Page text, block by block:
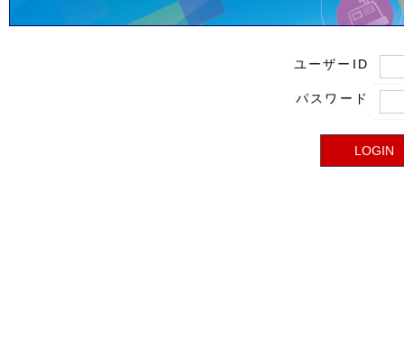
ユーザーID
パスワード